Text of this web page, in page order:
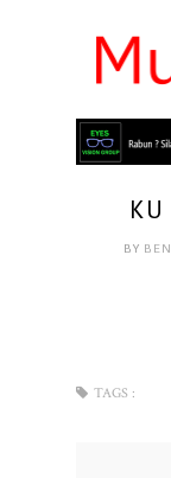
BY
TAGS :